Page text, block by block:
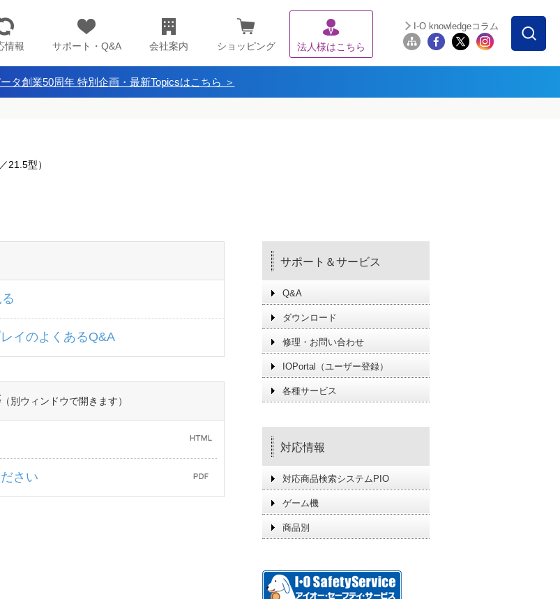
情報 サポート・Q&A 会社案内 ショッピング 法人様はこちら
I-O knowledgeコラム
タ創業50周年 特別企画・最新Topicsはこちら ＞
21.5型）
イのよくあるQ&A
（別ウィンドウで開きます）
さい
サポート＆サービス
Q&A
ダウンロード
修理・お問い合わせ
IOPortal（ユーザー登録）
各種サービス
対応情報
対応商品検索システムPIO
ゲーム機
商品別